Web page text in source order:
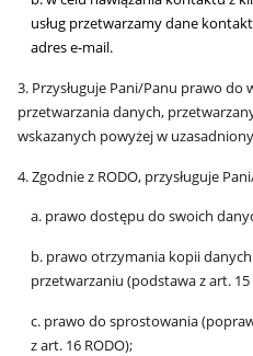
usług przetwarzamy dane
adres e-mail.
3. Przysługuje Pani/Panu prawo do
przetwarzania danych,
wskazanych powyżej w
4. Zgodnie z RODO, przysługuje
a. prawo dostępu do swoich
b. prawo otrzymania kopii
przetwarzaniu (podstawa z art. 15
c. prawo do sprostowania
z art. 16 RODO);